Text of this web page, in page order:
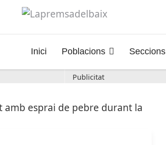
Inici Poblacions Seccions
Publicitat